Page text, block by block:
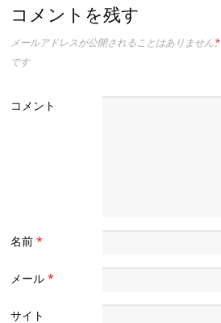
コメントを残す
メールアドレスが公開されることはありません。
*
です
コメント
名前*
メール*
サイト